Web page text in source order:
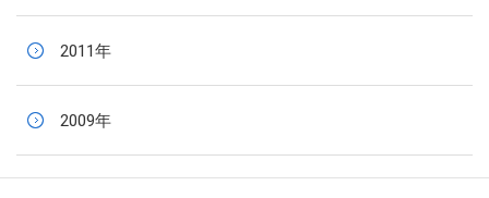
2011年
2009年